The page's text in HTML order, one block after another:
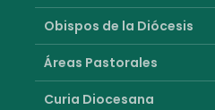
Obispos de la Diócesis
Áreas Pastorales
Curia Diocesana